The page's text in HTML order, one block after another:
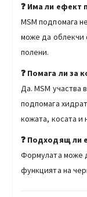
❓ Има ли ефект
MSM подпомага
може да облекчи
полени.
❓ Помага ли за
Да. MSM участва
подпомага
кожата, косата и
❓ Подходящ ли
Формулата може
функцията на